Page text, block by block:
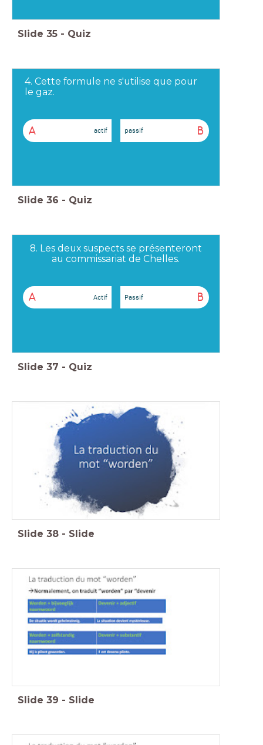
Slide 35 - Quiz
4. Cette formule ne s'utilise que pour
le gaz.
A actif B
passif
Slide 36 - Quiz
8. Les deux suspects se présenteront
au commissariat de Chelles.
A Actif B
Passif
Slide 37 - Quiz
Slide 38 - Slide
Slide 39 - Slide